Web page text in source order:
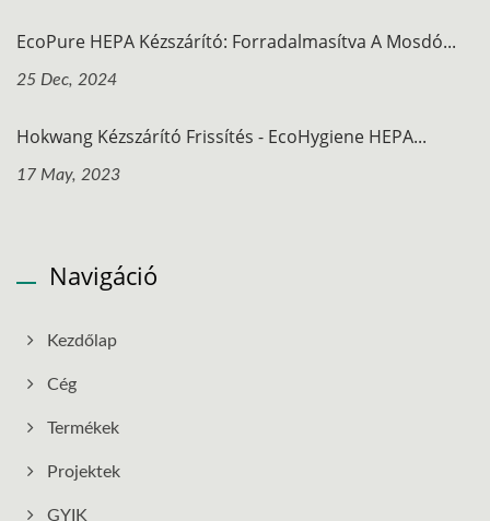
EcoPure HEPA Kézszárító: Forradalmasítva A Mosdó...
25 Dec, 2024
Hokwang Kézszárító Frissítés - EcoHygiene HEPA...
17 May, 2023
Navigáció
Kezdőlap
Cég
Termékek
Projektek
GYIK